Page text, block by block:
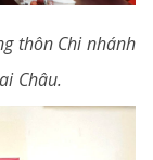
thôn Chi nhánh
Châu.